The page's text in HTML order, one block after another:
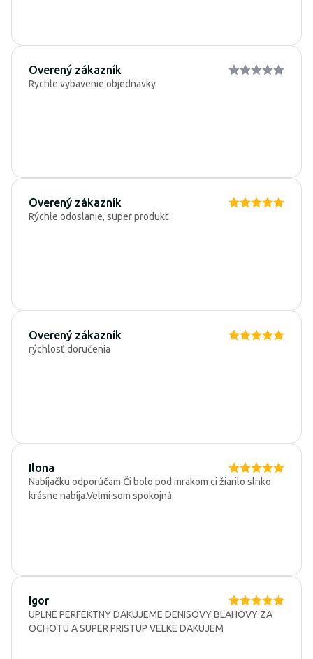
Overený zákazník
Rychle vybavenie objednavky
Overený zákazník
Rýchle odoslanie, super produkt
Overený zákazník
rýchlosť doručenia
Ilona
Nabíjačku odporúčam.Či bolo pod mrakom ci žiarilo slnko
krásne nabíja.Velmi som spokojná.
Igor
UPLNE PERFEKTNY DAKUJEME DENISOVY BLAHOVY ZA
OCHOTU A SUPER PRISTUP VELKE DAKUJEM